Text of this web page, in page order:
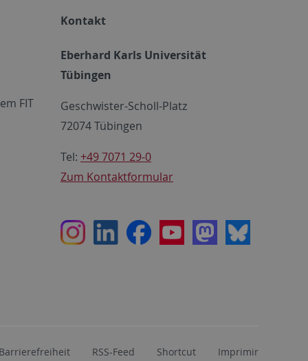
FIT
Kontakt
Eberhard Karls Universität
Tübingen
Geschwister-Scholl-Platz
72074 Tübingen
Tel: +49 7071 29-0
Zum Kontaktformular
InstagramLinkedInFacebookYoutubeMastodon
Bluesky
Barrierefreiheit RSS-Feed Shortcut Imprimir